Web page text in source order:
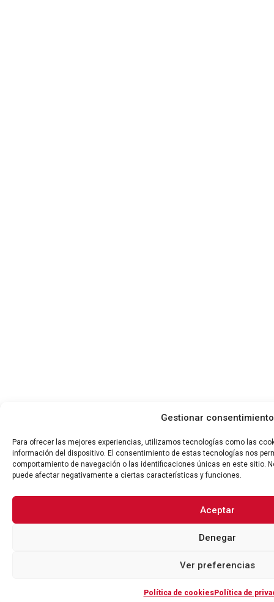
Gestionar consentimiento
Para ofrecer las mejores experiencias, utilizamos tecnologías como las
información del dispositivo. El consentimiento de estas tecnologías nos
comportamiento de navegación o las identificaciones únicas en este sitio.
puede afectar negativamente a ciertas características y funciones.
Aceptar
Denegar
Ver preferencias
Política de cookiesPolítica de